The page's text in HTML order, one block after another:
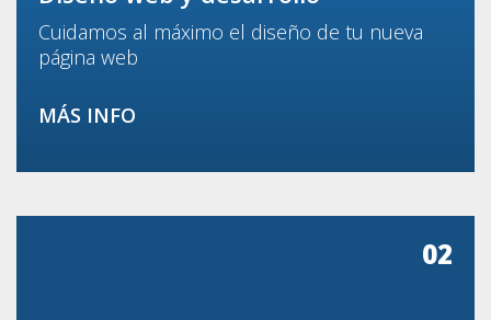
Cuidamos al máximo el diseño de tu nueva
página web
MÁS INFO
02